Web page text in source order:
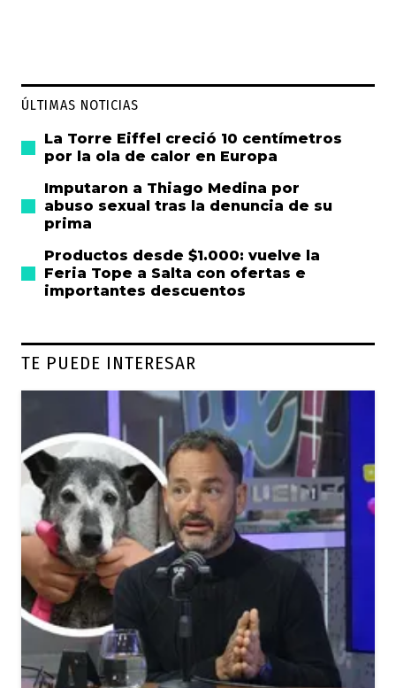
ÚLTIMAS NOTICIAS
La Torre Eiffel creció 10 centímetros
por la ola de calor en Europa
Imputaron a Thiago Medina por
abuso sexual tras la denuncia de su
prima
Productos desde $1.000: vuelve la
Feria Tope a Salta con ofertas e
importantes descuentos
TE PUEDE INTERESAR